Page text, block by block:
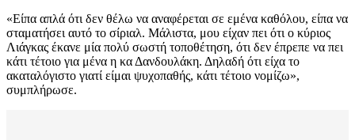
«Είπα απλά ότι δεν θέλω να αναφέρεται σε εμένα καθόλου, είπα να
σταματήσει αυτό το σίριαλ. Μάλιστα, μου είχαν πει ότι ο κύριος
Λιάγκας έκανε μία πολύ σωστή τοποθέτηση, ότι δεν έπρεπε να πει
κάτι τέτοιο για μένα η κα Δανδουλάκη. Δηλαδή ότι είχα το
ακαταλόγιστο γιατί είμαι ψυχοπαθής, κάτι τέτοιο νομίζω»,
συμπλήρωσε.